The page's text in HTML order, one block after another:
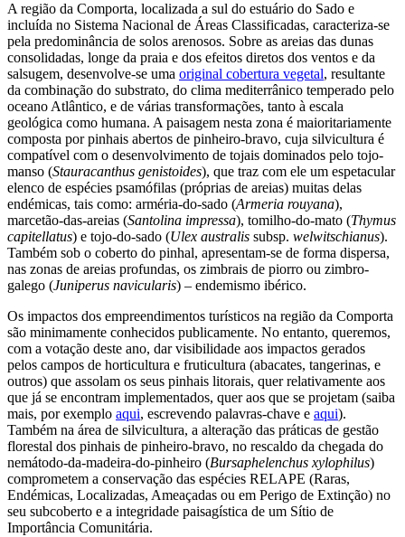
A região da Comporta, localizada a sul do estuário do Sado e
incluída no Sistema Nacional de Áreas Classificadas, caracteriza-se
pela predominância de solos arenosos. Sobre as areias das dunas
consolidadas, longe da praia e dos efeitos diretos dos ventos e da
salsugem, desenvolve-se uma original cobertura vegetal, resultante
da combinação do substrato, do clima mediterrânico temperado pelo
oceano Atlântico, e de várias transformações, tanto à escala
geológica como humana. A paisagem nesta zona é maioritariamente
composta por pinhais abertos de pinheiro-bravo, cuja silvicultura é
compatível com o desenvolvimento de tojais dominados pelo tojo-
manso (Stauracanthus genistoides), que traz com ele um espetacular
elenco de espécies psamófilas (próprias de areias) muitas delas
endémicas, tais como: arméria-do-sado (Armeria rouyana),
marcetão-das-areias (Santolina impressa), tomilho-do-mato (Thymus
capitellatus) e tojo-do-sado (Ulex australis subsp. welwitschianus).
Também sob o coberto do pinhal, apresentam-se de forma dispersa,
nas zonas de areias profundas, os zimbrais de piorro ou zimbro-
galego (Juniperus navicularis) – endemismo ibérico.
Os impactos dos empreendimentos turísticos na região da Comporta
são minimamente conhecidos publicamente. No entanto, queremos,
com a votação deste ano, dar visibilidade aos impactos gerados
pelos campos de horticultura e fruticultura (abacates, tangerinas, e
outros) que assolam os seus pinhais litorais, quer relativamente aos
que já se encontram implementados, quer aos que se projetam (saiba
mais, por exemplo aqui, escrevendo palavras-chave e aqui).
Também na área de silvicultura, a alteração das práticas de gestão
florestal dos pinhais de pinheiro-bravo, no rescaldo da chegada do
nemátodo-da-madeira-do-pinheiro (Bursaphelenchus xylophilus)
comprometem a conservação das espécies RELAPE (Raras,
Endémicas, Localizadas, Ameaçadas ou em Perigo de Extinção) no
seu subcoberto e a integridade paisagística de um Sítio de
Importância Comunitária.